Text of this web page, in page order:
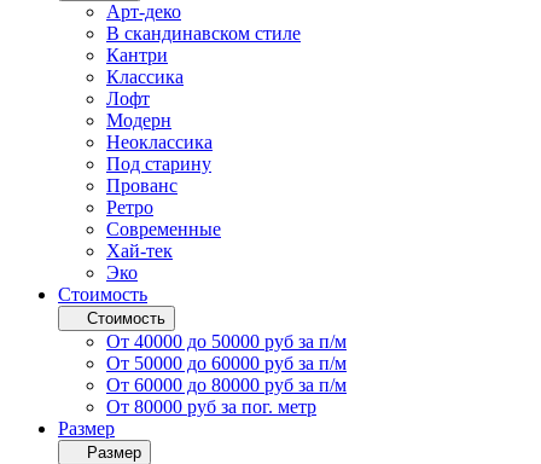
Арт-деко
В скандинавском стиле
Кантри
Классика
Лофт
Модерн
Неоклассика
Под старину
Прованс
Ретро
Современные
Хай-тек
Эко
Стоимость
Стоимость
От 40000 до 50000 руб за п/м
От 50000 до 60000 руб за п/м
От 60000 до 80000 руб за п/м
От 80000 руб за пог. метр
Размер
Размер